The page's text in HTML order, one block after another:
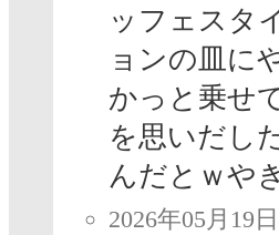
ッフェスタ
ョンの皿に
かっと乗せ
を思いだし
んだとｗや
2026年05月19